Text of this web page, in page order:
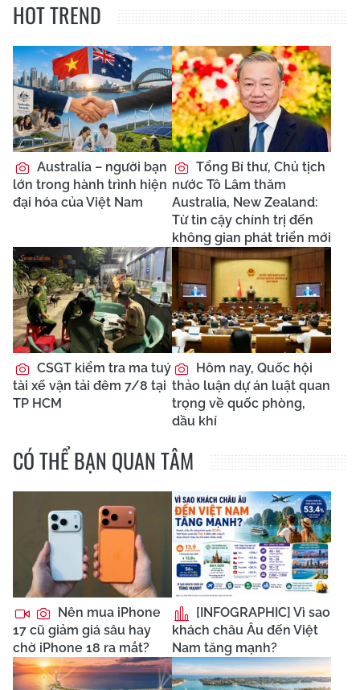
HOT TREND
Australia – người bạn
lớn trong hành trình hiện
đại hóa của Việt Nam
Tổng Bí thư, Chủ tịch
nước Tô Lâm thăm
Australia, New Zealand:
Từ tin cậy chính trị đến
không gian phát triển mới
CSGT kiểm tra ma tuý
tài xế vận tải đêm 7/8 tại
TP HCM
Hôm nay, Quốc hội
thảo luận dự án luật quan
trọng về quốc phòng,
dầu khí
CÓ THỂ BẠN QUAN TÂM
Nên mua iPhone
17 cũ giảm giá sâu hay
chờ iPhone 18 ra mắt?
[INFOGRAPHIC] Vì sao
khách châu Âu đến Việt
Nam tăng mạnh?